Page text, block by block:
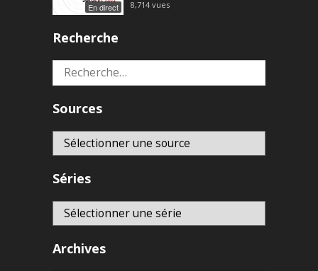
En direct 8,714 vues
Recherche
Rechercher :
Sources
Séries
Archives